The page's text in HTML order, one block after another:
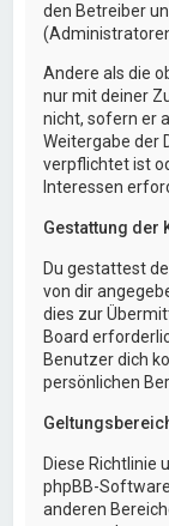
den Betreiber
Andere als die
nur mit deiner
nicht, sofern er
Weitergabe der
verpflichtet ist
Interessen
Gestattung der
Du gestattest
von dir
dies zur
Board
Benutzer dich
persönlichen
Diese Richtlinie
phpBB-
anderen